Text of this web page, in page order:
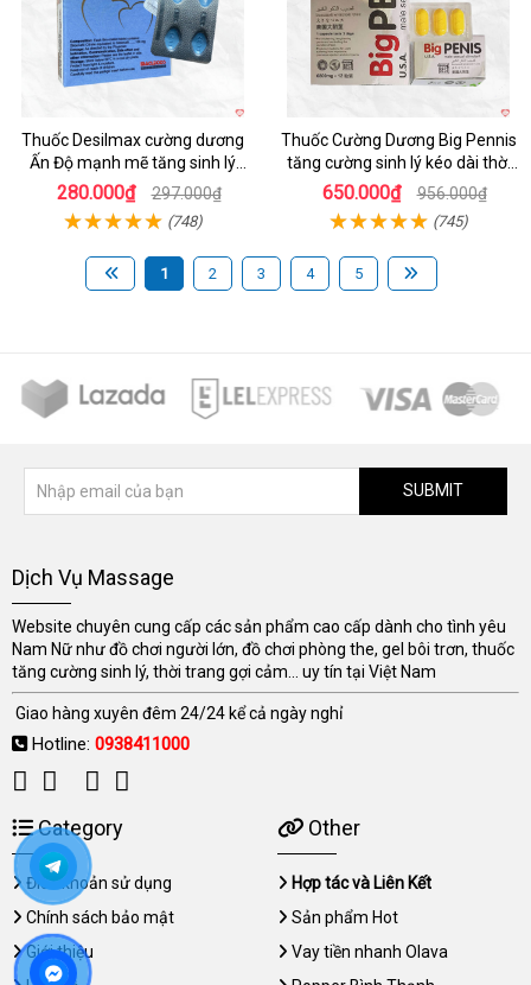
Thuốc Desilmax cường dương
Ấn Độ mạnh mẽ tăng sinh lý
nhanh
280.000₫ 297.000₫
(748)
Thuốc Cường Dương Big Pennis
tăng cường sinh lý kéo dài thời
gian
650.000₫ 956.000₫
(745)
1 2 3 4 5
SUBMIT
Dịch Vụ Massage
Website chuyên cung cấp các sản phẩm cao cấp dành cho tình yêu
Nam Nữ như đồ chơi người lớn, đồ chơi phòng the, gel bôi trơn, thuốc
tăng cường sinh lý, thời trang gợi cảm... uy tín tại Việt Nam
Giao hàng xuyên đêm 24/24 kể cả ngày nghỉ
Hotline: 0938411000
Category
Điều khoản sử dụng
Chính sách bảo mật
Giới thiệu
Other
Hợp tác và Liên Kết
Sản phẩm Hot
Vay tiền nhanh Olava